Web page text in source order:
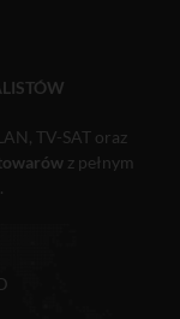
TV-SAT oraz
z pełnym